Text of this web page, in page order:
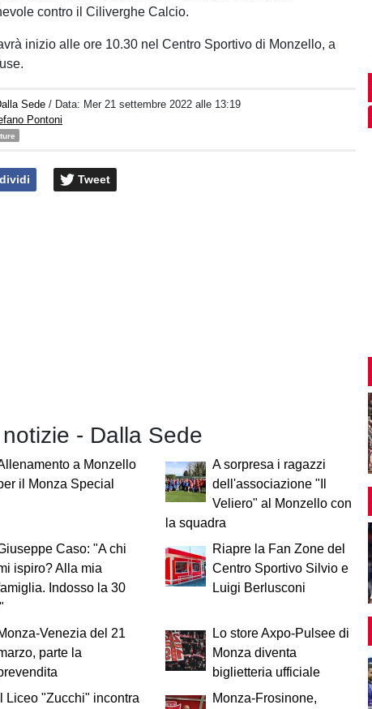
contro il Ciliverghe Calcio.
inizio alle ore 10.30 nel Centro Sportivo di Monzello, a
Sede / Data: Mer 21 settembre 2022 alle 13:19
Pontoni
Tweet
- Dalla Sede
a Monzello
il Monza Special
A sorpresa i ragazzi
dell'associazione "Il
Veliero" al Monzello con
la squadra
Caso: "A chi
ispiro? Alla mia
Indosso la 30
Riapre la Fan Zone del
Centro Sportivo Silvio e
Luigi Berlusconi
Venezia del 21
parte la
Lo store Axpo-Pulsee di
Monza diventa
biglietteria ufficiale
Il Liceo "Zucchi" incontra
Monza-Frosinone,